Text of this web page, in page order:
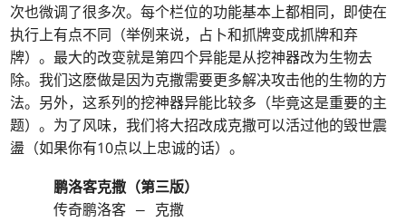
次也微调了很多次。每个栏位的功能基本上都相同，即使在
执行上有点不同（举例来说，占卜和抓牌变成抓牌和弃
牌）。最大的改变就是第四个异能是从挖神器改为生物去
除。我们这麽做是因为克撒需要更多解决攻击他的生物的方
法。另外，这系列的挖神器异能比较多（毕竟这是重要的主
题）。为了风味，我们将大招改成克撒可以活过他的毁世震
盪（如果你有10点以上忠诚的话）。
鹏洛客克撒（第三版）
传奇鹏洛客 — 克撒